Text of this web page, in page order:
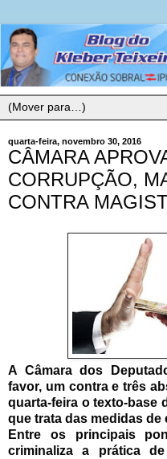
quarta-feira, novembro 30, 2016
CÂMARA
CORRUPÇÃO,
CONTRA
A Câmara dos
favor, um contra e três
quarta-feira o texto-base
que trata das medidas
Entre os principais
criminaliza a prática